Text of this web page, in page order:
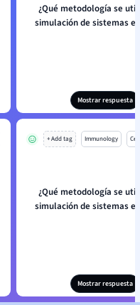
¿Qué metodología se
simulación de sistemas
Mostrar respuesta
+ Add tag Immunology
¿Qué metodología se
simulación de sistemas
Mostrar respuesta